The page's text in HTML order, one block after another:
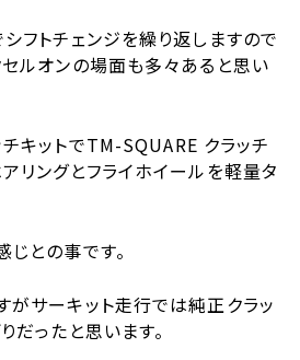
フトチェンジを繰り返しますので
ルオンの場面も多々あると思い
キットでTM-SQUARE クラッチ
ングとフライホイールを軽量タ
との事です。
サーキット走行では純正クラッ
だったと思います。